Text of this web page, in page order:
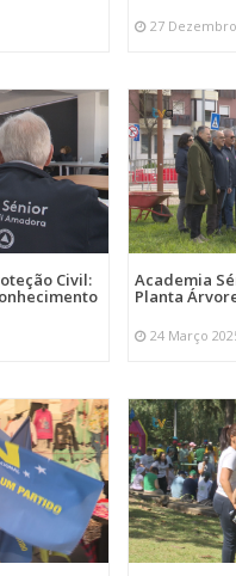
27
Civil: Academia
Planta
24 Março